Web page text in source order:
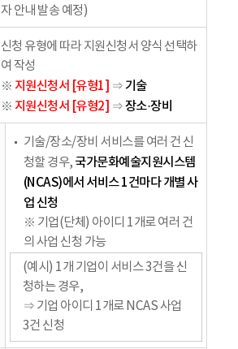
자 안내 발송 예정)
신청 유형에 따라 지원신청서 양식 선택하
여 작성
※ 지원신청서 [유형1] ⇒ 기술
※ 지원신청서 [유형2] ⇒장소·장비
기술/장소/장비 서비스를 여러 건 신
청할 경우, 국가문화예술지원시스템
(NCAS)에서 서비스 1건마다 개별 사
업 신청
※ 기업(단체) 아이디 1개로 여러 건
의 사업 신청 가능
(예시) 1개 기업이 서비스 3건을 신
청하는 경우,
⇒ 기업 아이디 1개로 NCAS 사업
3건 신청